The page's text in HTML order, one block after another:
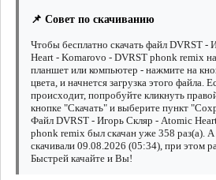
📌 Совет по скачиванию
Чтобы бесплатно скачать файл DVRST -
Heart - Komarovo - DVRST phonk remix
планшет или компьютер - нажмите на
цвета, и начнется загрузка этого файла.
происходит, попробуйте кликнуть
кнопке "Скачать" и выберите пункт
Файл DVRST - Игорь Скляр - Atomic
phonk remix был скачан уже 358 раз(а).
скачивали 09.08.2026 (05:34), при этом
Быстрей качайте и Вы!